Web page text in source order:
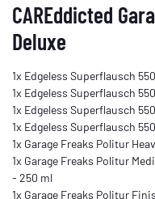
CAREddicted
Deluxe
1x Edgeless Superflausch
1x Edgeless Superflausch
1x Edgeless Superflausch
1x Edgeless Superflausch
1x Garage Freaks Politur
1x Garage Freaks Politur
- 250 ml
1x Garage Freaks Politur